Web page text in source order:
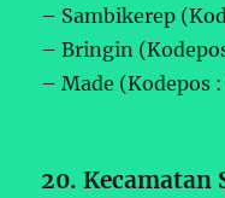
– Sambikerep
– Bringin
– Made (Kodepos
20. Kecamatan